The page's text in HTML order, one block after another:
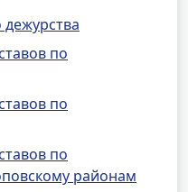
по
по
по
районам